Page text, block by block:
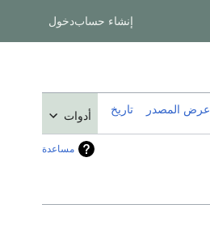
إنشاء حسابدخول
عرض المصدر تاريخ أدوات
مساعدة